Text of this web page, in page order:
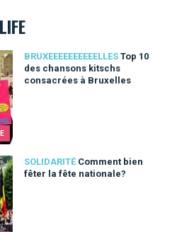
BRUXEEEEEEEEEELLES Top 10
des chansons kitschs
consacrées à Bruxelles
consacrées à Bruxelles
SOLIDARITÉ Comment bien
fêter la fête nationale?
nationale?